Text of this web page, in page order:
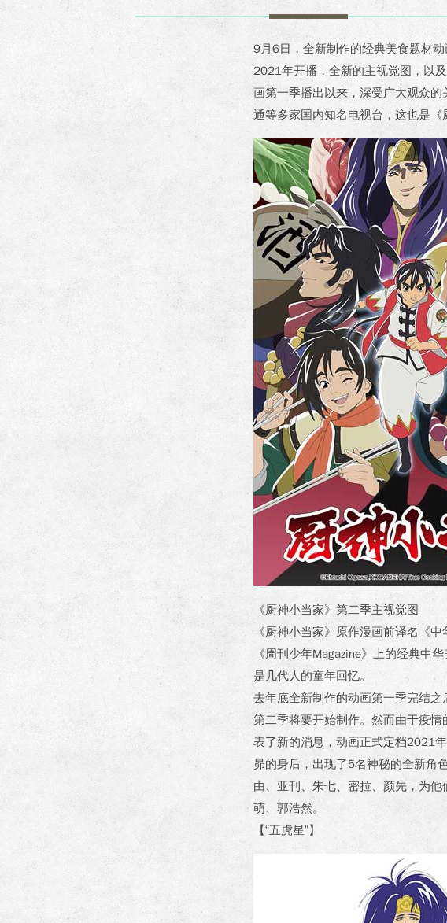
9月6日，全新制作的经典美食题材
2021年开播，全新的主视觉图，以
画第一季播出以来，深受广大观众
通等多家国内知名电视台，这也是《
《厨神小当家》第二季主视觉图
《厨神小当家》原作漫画前译名《
《周刊少年Magazine》上的经典中
是几代人的童年回忆。
去年底全新制作的动画第一季完结
第二季将要开始制作。然而由于疫
表了新的消息，动画正式定档2021
昴的身后，出现了5名神秘的全新角
由、亚刊、朱七、密拉、颜先，为
萌、郭浩然。
【“五虎星”】